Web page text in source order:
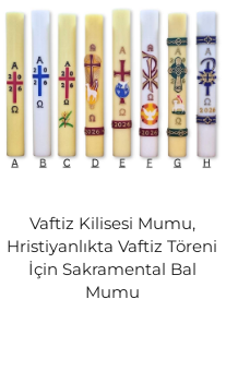
Vaftiz Kilisesi Mumu,
Hristiyanlıkta Vaftiz Töreni
İçin Sakramental Bal
Mumu